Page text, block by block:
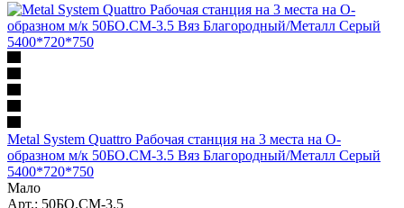
Metal System Quattro Рабочая станция на 3 места на О-
образном м/к 50БО.СМ-3.5 Вяз Благородный/Металл Серый
5400*720*750
Мало
Арт.: 50БО.СМ-3.5